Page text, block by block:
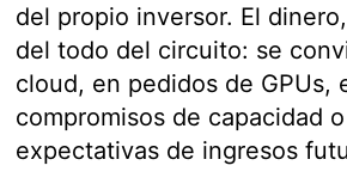
del propio inversor. El
del todo del circuito: se
cloud, en pedidos de GPUs,
compromisos de capacidad
expectativas de ingresos